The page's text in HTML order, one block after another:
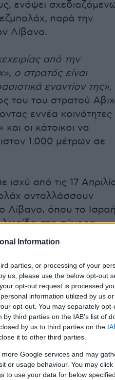
Information
parties, or processing of your
us, please use the below opt-out
opt-out request is processed
information utilized by us
opt-out. You may separately
third parties on the IAB’s list of
by us to third parties on the
it to other third parties.
Google services and may
or usage behaviour. You may
to use your data for below
ενόψει
παρά την
Λίβανο.
από την
ο στρατός είναι
εναντίον της»,
του στρατού
εννέα κοινότητες
οι κάτοικοι να
1.000 μέτρων σε
ισχύ από τις 17
ανταλλάσσουν
Λίβανο, όπου το
λωρίδα στα σύνορα.
της Χεζμπολάχ
Διευκρίνισε ότι οι
εκτοξευτές και
σιιτική
τρομοκρατικές
στρατιωτών».
υπόγεια εγκατάσταση
κοιλάδα της